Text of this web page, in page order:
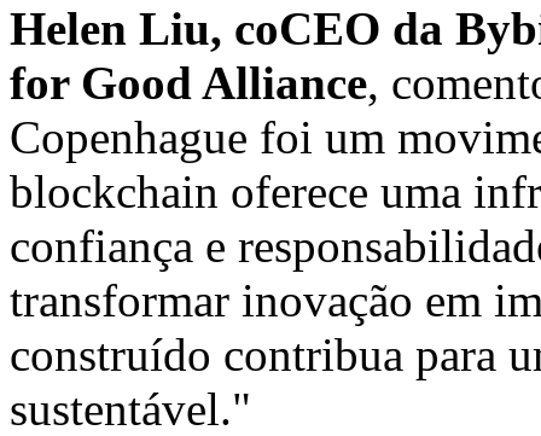
Helen Liu, coCEO da
for Good Alliance,
Copenhague foi um
blockchain oferece uma
confiança e
transformar inovação em
construído contribua para
sustentável."